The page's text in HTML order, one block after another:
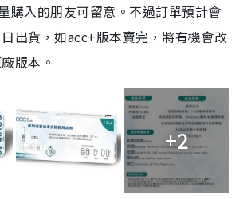
購入的朋友可留意。不過訂單預計會
出貨，如acc+版本賣完，將有機會改
版本。
+2